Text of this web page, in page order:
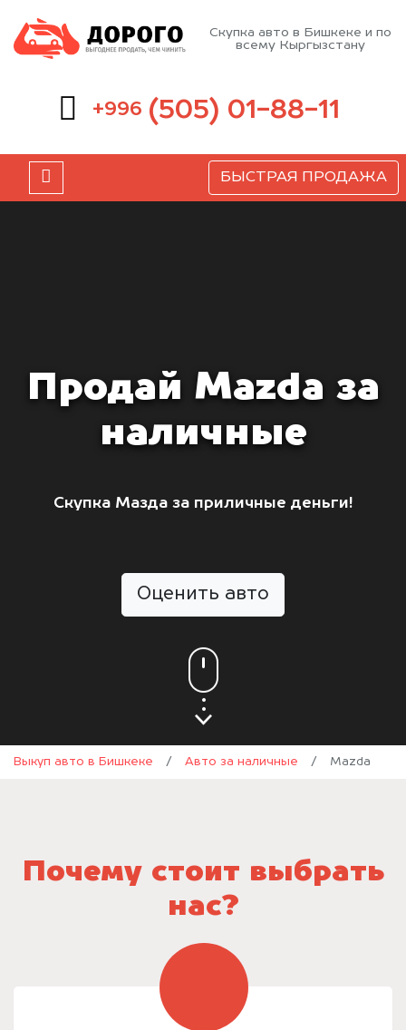
Скупка авто в Бишкеке и по
всему Кыргызстану
+996 (505) 01-88-11
БЫСТРАЯ ПРОДАЖА
Продай Mazda за
наличные
Скупка Мазда за приличные деньги!
Оценить авто
Выкуп авто в Бишкеке / Авто за наличные / Mazda
Почему стоит выбрать
нас?